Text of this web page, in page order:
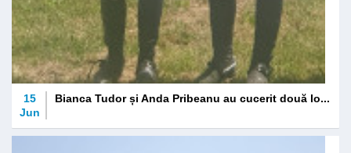
15
Jun
Bianca Tudor și Anda Pribeanu au cucerit două lo...